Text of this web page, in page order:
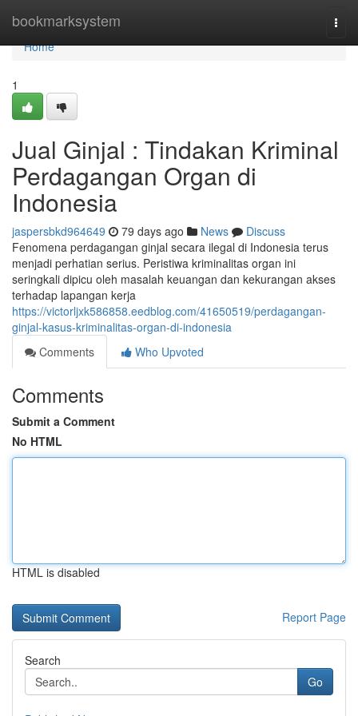
bookmarksystem
Home
Home
1
Jual Ginjal : Tindakan Kriminal
Perdagangan Organ di
Indonesia
jaspersbkd964649 79 days ago News
Discuss
Fenomena perdagangan ginjal secara ilegal di Indonesia terus
menjadi perhatian serius. Peristiwa kriminalitas organ ini
seringkali dipicu oleh masalah keuangan dan kekurangan akses
terhadap lapangan kerja
https://victorljxk586858.eedblog.com/41650519/perdagangan-
ginjal-kasus-kriminalitas-organ-di-indonesia
Comments
Who Upvoted
Comments
Submit a Comment
No HTML
HTML is disabled
Report Page
Search
Go